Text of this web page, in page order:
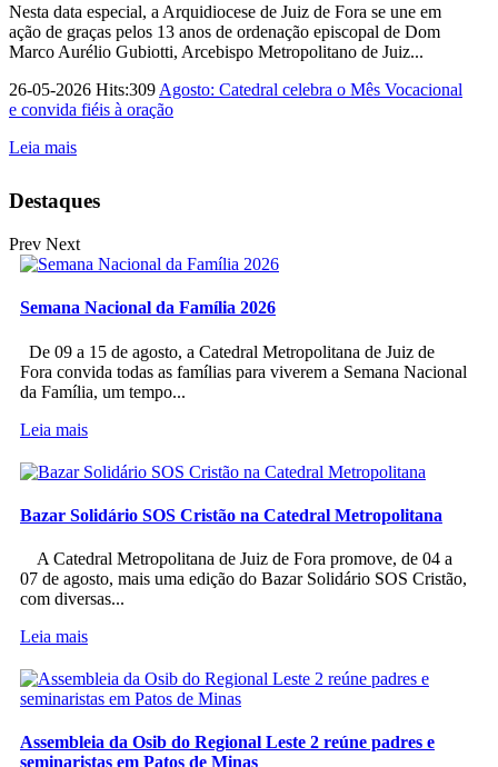
Nesta data especial, a Arquidiocese de Juiz de Fora se une em
ação de graças pelos 13 anos de ordenação episcopal de Dom
Marco Aurélio Gubiotti, Arcebispo Metropolitano de Juiz...
26-05-2026 Hits:309 Agosto: Catedral celebra o Mês Vocacional
e convida fiéis à oração
Leia mais
Destaques
Prev Next
Semana Nacional da Família 2026
De 09 a 15 de agosto, a Catedral Metropolitana de Juiz de
Fora convida todas as famílias para viverem a Semana Nacional
da Família, um tempo...
Leia mais
Bazar Solidário SOS Cristão na Catedral Metropolitana
A Catedral Metropolitana de Juiz de Fora promove, de 04 a
07 de agosto, mais uma edição do Bazar Solidário SOS Cristão,
com diversas...
Leia mais
Assembleia da Osib do Regional Leste 2 reúne padres e
seminaristas em Patos de Minas